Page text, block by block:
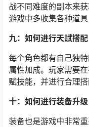
战不同难度的副本来
游戏中多收集各种道
九：如何进行天赋搭配
每个角色都有自己独
属性加成。玩家需要
赋技能，并进行合理
十：如何进行装备升级
装备也是游戏中非常